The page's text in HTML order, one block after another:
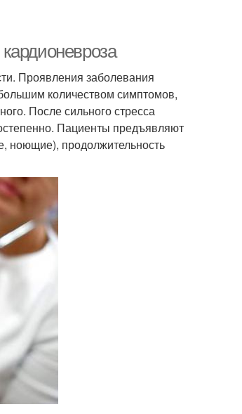
Проявления заболевания
количеством симптомов,
После сильного стресса
Пациенты предъявляют
ноющие), продолжительность